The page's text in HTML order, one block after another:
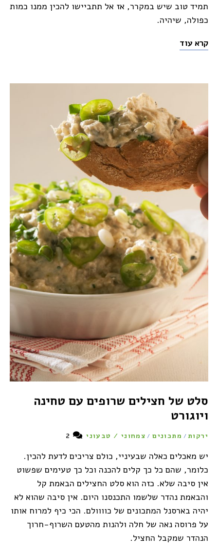
תמיד טוב שיש במקרר, אז אל תתביישו להכין ממנו כמות
כפולה, שיהיה.
קרא עוד
סלט של חצילים שרופים עם טחינה
ויוגורט
ירקות / מתכונים / צמחוני / טבעוני 2
יש מאכלים כאלה שבעיניי, כולם צריכים לדעת להכין.
כלומר, שהם כל כך קלים להכנה וכל כך טעימים שפשוט
אין סיבה שלא. כזה הוא סלט החצילים הבאמת קל
והבאמת נהדר שלשמו התכנסנו היום. אין סיבה שהוא לא
יהיה בארסנל המתכונים של כוווולם. הכי כיף למרוח אותו
על פרוסה נאה של חלה ולהנות מהטעם השרוף-חרוך
הנהדר שמקבל החציל.